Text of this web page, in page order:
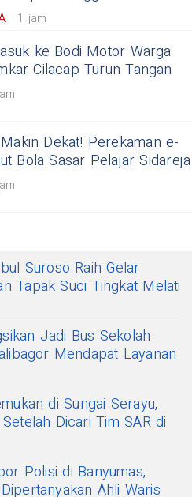
1 jam
ke Bodi Motor Warga
Cilacap Turun Tangan
Dekat! Perekaman e-
Bola Sasar Pelajar Sidareja
Suroso Raih Gelar
Tapak Suci Tingkat Melati
Jadi Bus Sekolah
Mendapat Layanan
di Sungai Serayu,
Dicari Tim SAR di
Polisi di Banyumas,
Ahli Waris